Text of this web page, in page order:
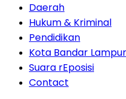
Daerah
Hukum & Kriminal
Pendidikan
Kota Bandar
Suara rEposisi
Contact